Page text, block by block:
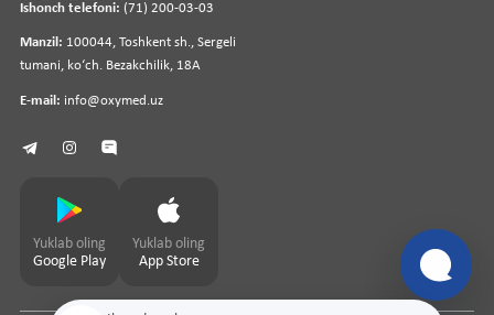
Ishonch telefoni: (71) 200-03-03
Manzil: 100044, Toshkent sh., Sergeli
tumani, koʻch. Bezakchilik, 18A
E-mail: info@oxymed.uz
Yuklab oling
Google Play
Yuklab oling
App Store